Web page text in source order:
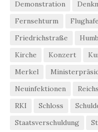
Demonstration
Fernsehturm
Friedrichstraße
Kirche
Konzert
Merkel
Neuinfektionen
RKI
Schloss
Staatsverschuldung